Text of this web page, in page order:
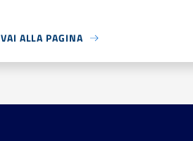
VAI ALLA PAGINA